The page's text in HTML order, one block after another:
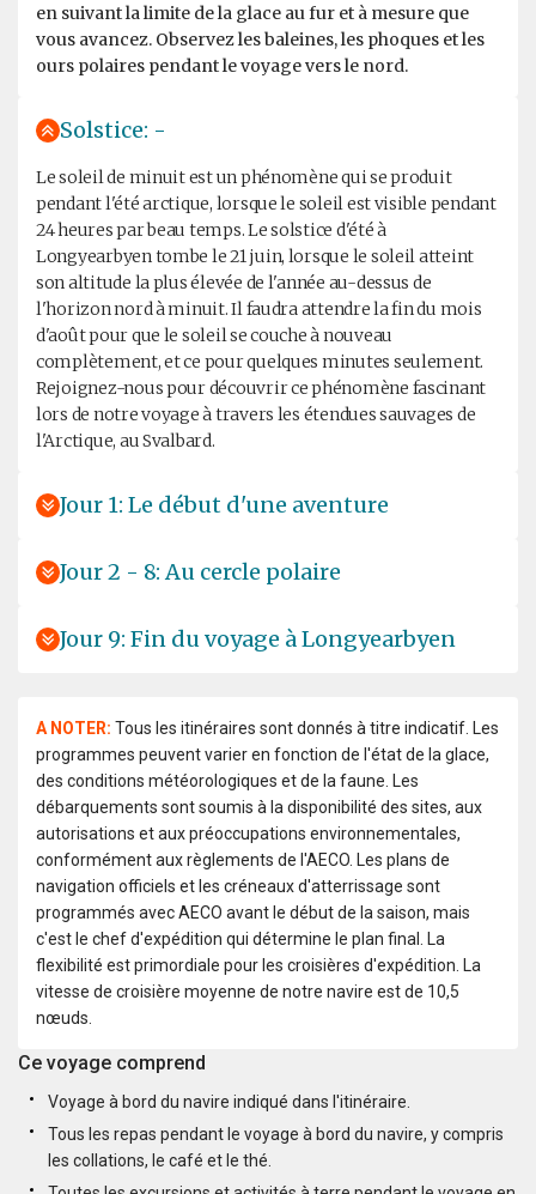
en suivant la limite de la glace au fur et à mesure que
vous avancez. Observez les baleines, les phoques et les
ours polaires pendant le voyage vers le nord.
Solstice: -
Le soleil de minuit est un phénomène qui se produit
pendant l'été arctique, lorsque le soleil est visible pendant
24 heures par beau temps. Le solstice d'été à
Longyearbyen tombe le 21 juin, lorsque le soleil atteint
son altitude la plus élevée de l'année au-dessus de
l'horizon nord à minuit. Il faudra attendre la fin du mois
d'août pour que le soleil se couche à nouveau
complètement, et ce pour quelques minutes seulement.
Rejoignez-nous pour découvrir ce phénomène fascinant
lors de notre voyage à travers les étendues sauvages de
l'Arctique, au Svalbard.
Jour 1: Le début d'une aventure
Jour 2 - 8: Au cercle polaire
Jour 9: Fin du voyage à Longyearbyen
A NOTER: Tous les itinéraires sont donnés à titre indicatif. Les
programmes peuvent varier en fonction de l'état de la glace,
des conditions météorologiques et de la faune. Les
débarquements sont soumis à la disponibilité des sites, aux
autorisations et aux préoccupations environnementales,
conformément aux règlements de l'AECO. Les plans de
navigation officiels et les créneaux d'atterrissage sont
programmés avec AECO avant le début de la saison, mais
c'est le chef d'expédition qui détermine le plan final. La
flexibilité est primordiale pour les croisières d'expédition. La
vitesse de croisière moyenne de notre navire est de 10,5
nœuds.
Ce voyage comprend
Voyage à bord du navire indiqué dans l'itinéraire.
Tous les repas pendant le voyage à bord du navire, y compris
les collations, le café et le thé.